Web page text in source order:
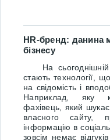
HR-бренд: данина
бізнесу
На сьогоднішній
стають технології,
на свідомість і
Наприклад, яку
фахівець, який
власного сайту,
інформацію в
зовсім немає